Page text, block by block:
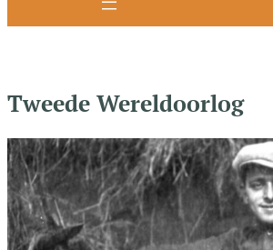
Tweede Wereldoorlog